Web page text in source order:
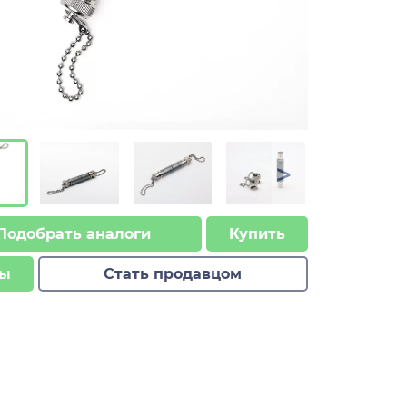
>
аналоги Купить
Стать продавцом